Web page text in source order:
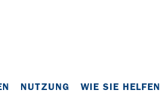
NUTZUNG WIE SIE HELFEN